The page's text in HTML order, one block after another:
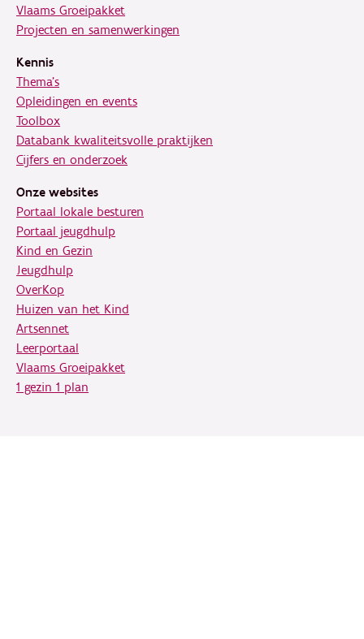
Vlaams Groeipakket
Projecten en samenwerkingen
Kennis
Thema's
Opleidingen en events
Toolbox
Databank kwaliteitsvolle praktijken
Cijfers en onderzoek
Onze websites
Portaal lokale besturen
Portaal jeugdhulp
Kind en Gezin
Jeugdhulp
OverKop
Huizen van het Kind
Artsennet
Leerportaal
Vlaams Groeipakket
1 gezin 1 plan